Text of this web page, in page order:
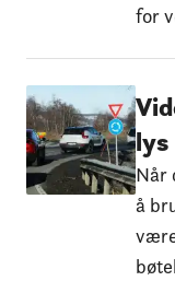
for
lys
Når
å